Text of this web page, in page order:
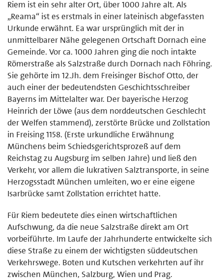
Riem ist ein sehr alter Ort, über 1000 Jahre alt. Als
„Reama“ ist es erstmals in einer lateinisch abgefassten
Urkunde erwähnt. Ea war ursprünglich mit der in
unmittelbarer Nähe gelegenen Ortschaft Dornach eine
Gemeinde. Vor ca. 1000 Jahren ging die noch intakte
Römerstraße als Salzstraße durch Dornach nach Föhring.
Sie gehörte im 12.Jh. dem Freisinger Bischof Otto, der
auch einer der bedeutendsten Geschichtsschreiber
Bayerns im Mittelalter war. Der bayerische Herzog
Heinrich der Löwe (aus dem norddeutschen Geschlecht
der Welfen stammend), zerstörte Brücke und Zollstation
in Freising 1158. (Erste urkundliche Erwähnung
Münchens beim Schiedsgerichtsprozeß auf dem
Reichstag zu Augsburg im selben Jahre) und ließ den
Verkehr, vor allem die lukrativen Salztransporte, in seine
Herzogsstadt München umleiten, wo er eine eigene
Isarbrücke samt Zollstation errichtet hatte.
Für Riem bedeutete dies einen wirtschaftlichen
Aufschwung, da die neue Salzstraße direkt am Ort
vorbeiführte. Im Laufe der Jahrhunderte entwickelte sich
diese Straße zu einem der wichtigsten süddeutschen
Verkehrswege. Boten und Kutschen verkehrten auf ihr
zwischen München, Salzburg, Wien und Prag.